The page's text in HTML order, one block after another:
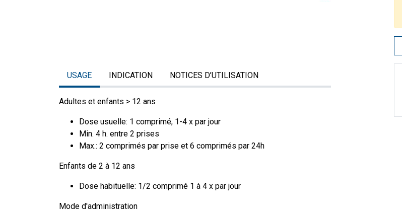
USAGE INDICATION NOTICES D’UTILISATION
Adultes et enfants > 12 ans
Dose usuelle: 1 comprimé, 1-4 x par jour
Min. 4 h. entre 2 prises
Max.: 2 comprimés par prise et 6 comprimés par 24h
Enfants de 2 à 12 ans
Dose habituelle: 1/2 comprimé 1 à 4 x par jour
Mode d'administration